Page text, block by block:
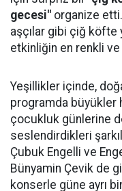
gecesi" organize
aşçılar gibi çiğ köfte
etkinliğin en renkli ve
Yeşillikler içinde,
programda büyükler
çocukluk günlerine
seslendirdikleri
Çubuk Engelli ve
Bünyamin Çevik de
konserle güne ayrı